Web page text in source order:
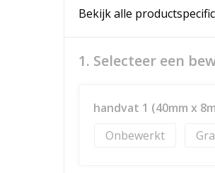
Bekijk alle
1. Selecteer een
handvat 1 (40mm x
Onbewerkt